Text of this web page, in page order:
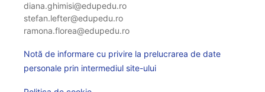
diana.ghimisi@edupedu.ro
stefan.lefter@edupedu.ro
ramona.florea@edupedu.ro
Notă de informare cu privire la prelucrarea de date
personale prin intermediul site-ului